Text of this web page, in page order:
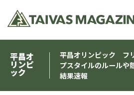
平昌オ
リンピ
ック
平昌オリンピック フ
プスタイルのルールや
結果速報